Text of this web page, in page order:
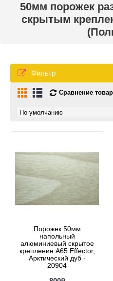
50мм порожек
скрытым
Фильтр
Сравнение
Порожек 50мм
напольный
алюминиевый скрытое
крепление А65 Effector,
Арктический дуб -
20904